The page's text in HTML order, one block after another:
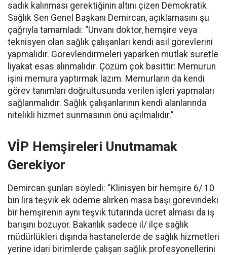
sadık kalınması gerektiğinin altını çizen Demokratik
Sağlık Sen Genel Başkanı Demircan, açıklamasını şu
çağrıyla tamamladı: “Unvanı doktor, hemşire veya
teknisyen olan sağlık çalışanları kendi asil görevlerini
yapmalıdır. Görevlendirmeleri yaparken mutlak suretle
liyakat esas alınmalıdır. Çözüm çok basittir: Memurun
işini memura yaptırmak lazım. Memurların da kendi
görev tanımları doğrultusunda verilen işleri yapmaları
sağlanmalıdır. Sağlık çalışanlarının kendi alanlarında
nitelikli hizmet sunmasının önü açılmalıdır.”
VİP Hemşireleri Unutmamak
Gerekiyor
Demircan şunları söyledi: “Klinisyen bir hemşire 6/ 10
bin lira teşvik ek ödeme alırken masa başı görevindeki
bir hemşirenin aynı teşvik tutarında ücret alması da iş
barışını bozuyor. Bakanlık sadece il/ ilçe sağlık
müdürlükleri dışında hastanelerde de sağlık hizmetleri
yerine idari birimlerde çalışan sağlık profesyonellerini